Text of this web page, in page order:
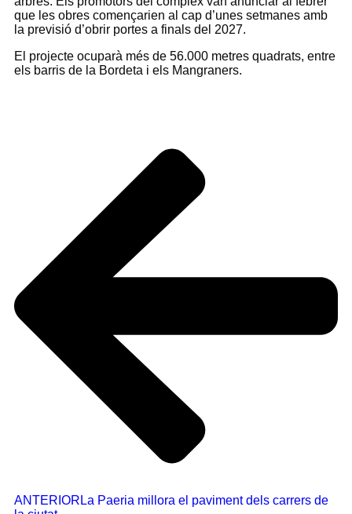
que les obres començarien al cap d’unes setmanes amb
la previsió d’obrir portes a finals del 2027.
El projecte ocuparà més de 56.000 metres quadrats, entre
els barris de la Bordeta i els Mangraners.
ANTERIORLa Paeria millora el paviment dels carrers de